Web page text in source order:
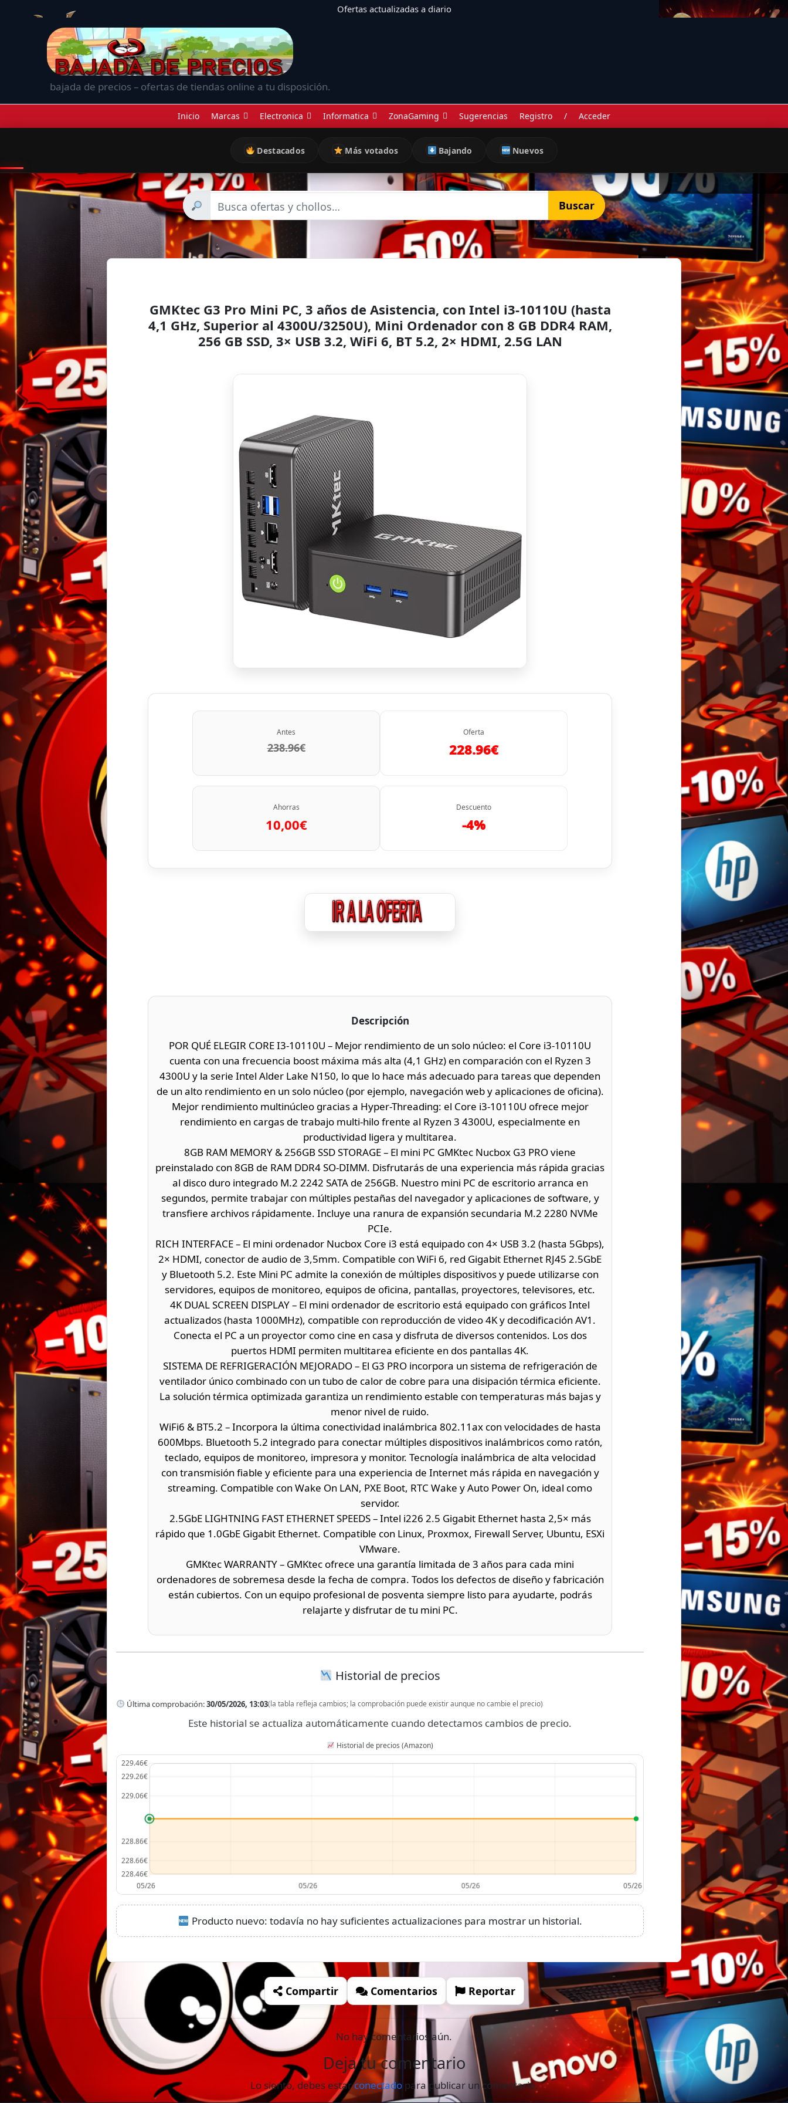
Ofertas actualizadas a diario
bajada de precios – ofertas de tiendas online a tu disposición.
Inicio Marcas Electronica Informatica ZonaGaming Sugerencias Registro / Acceder
Destacados Más votados Bajando Nuevos
Buscar
GMKtec G3 Pro Mini PC, 3 años de Asistencia, con Intel i3-10110U (hasta
4,1 GHz, Superior al 4300U/3250U), Mini Ordenador con 8 GB DDR4 RAM,
256 GB SSD, 3× USB 3.2, WiFi 6, BT 5.2, 2× HDMI, 2.5G LAN
Antes
238.96€
Oferta
228.96€
Ahorras
10,00€
Descuento
-4%
Descripción
POR QUÉ ELEGIR CORE I3-10110U – Mejor rendimiento de un solo núcleo: el Core i3-10110U
cuenta con una frecuencia boost máxima más alta (4,1 GHz) en comparación con el Ryzen 3
4300U y la serie Intel Alder Lake N150, lo que lo hace más adecuado para tareas que dependen
de un alto rendimiento en un solo núcleo (por ejemplo, navegación web y aplicaciones de oficina).
Mejor rendimiento multinúcleo gracias a Hyper-Threading: el Core i3-10110U ofrece mejor
rendimiento en cargas de trabajo multi-hilo frente al Ryzen 3 4300U, especialmente en
productividad ligera y multitarea.
8GB RAM MEMORY & 256GB SSD STORAGE – El mini PC GMKtec Nucbox G3 PRO viene
preinstalado con 8GB de RAM DDR4 SO-DIMM. Disfrutarás de una experiencia más rápida gracias
al disco duro integrado M.2 2242 SATA de 256GB. Nuestro mini PC de escritorio arranca en
segundos, permite trabajar con múltiples pestañas del navegador y aplicaciones de software, y
transfiere archivos rápidamente. Incluye una ranura de expansión secundaria M.2 2280 NVMe
PCIe.
RICH INTERFACE – El mini ordenador Nucbox Core i3 está equipado con 4× USB 3.2 (hasta 5Gbps),
2× HDMI, conector de audio de 3,5mm. Compatible con WiFi 6, red Gigabit Ethernet RJ45 2.5GbE
y Bluetooth 5.2. Este Mini PC admite la conexión de múltiples dispositivos y puede utilizarse con
servidores, equipos de monitoreo, equipos de oficina, pantallas, proyectores, televisores, etc.
4K DUAL SCREEN DISPLAY – El mini ordenador de escritorio está equipado con gráficos Intel
actualizados (hasta 1000MHz), compatible con reproducción de video 4K y decodificación AV1.
Conecta el PC a un proyector como cine en casa y disfruta de diversos contenidos. Los dos
puertos HDMI permiten multitarea eficiente en dos pantallas 4K.
SISTEMA DE REFRIGERACIÓN MEJORADO – El G3 PRO incorpora un sistema de refrigeración de
ventilador único combinado con un tubo de calor de cobre para una disipación térmica eficiente.
La solución térmica optimizada garantiza un rendimiento estable con temperaturas más bajas y
menor nivel de ruido.
WiFi6 & BT5.2 – Incorpora la última conectividad inalámbrica 802.11ax con velocidades de hasta
600Mbps. Bluetooth 5.2 integrado para conectar múltiples dispositivos inalámbricos como ratón,
teclado, equipos de monitoreo, impresora y monitor. Tecnología inalámbrica de alta velocidad
con transmisión fiable y eficiente para una experiencia de Internet más rápida en navegación y
streaming. Compatible con Wake On LAN, PXE Boot, RTC Wake y Auto Power On, ideal como
servidor.
2.5GbE LIGHTNING FAST ETHERNET SPEEDS – Intel i226 2.5 Gigabit Ethernet hasta 2,5× más
rápido que 1.0GbE Gigabit Ethernet. Compatible con Linux, Proxmox, Firewall Server, Ubuntu, ESXi
VMware.
GMKtec WARRANTY – GMKtec ofrece una garantía limitada de 3 años para cada mini
ordenadores de sobremesa desde la fecha de compra. Todos los defectos de diseño y fabricación
están cubiertos. Con un equipo profesional de posventa siempre listo para ayudarte, podrás
relajarte y disfrutar de tu mini PC.
Historial de precios
Última comprobación:30/05/2026, 13:03(la tabla refleja cambios; la comprobación puede existir aunque no cambie el precio)
Este historial se actualiza automáticamente cuando detectamos cambios de precio.
Historial de precios (Amazon)
Producto nuevo: todavía no hay suficientes actualizaciones para mostrar un historial.
Compartir Comentarios Reportar
No hay comentarios aún.
Deja tu comentario
Lo siento, debes estarconectadopara publicar un comentario.